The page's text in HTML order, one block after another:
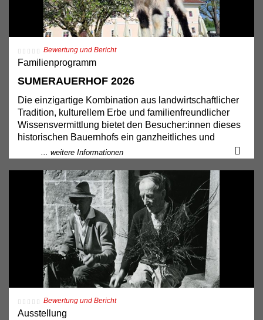
Bewertung und Bericht
Familienprogramm
SUMERAUERHOF 2026
Die einzigartige Kombination aus landwirtschaftlicher
Tradition, kulturellem Erbe und familienfreundlicher
Wissensvermittlung bietet den Besucher:innen dieses
historischen Bauernhofs ein ganzheitliches und
nachhaltiges Erlebnis.
Ausstellung
Unter dem MottoDIY - Do It Yourself!
widmen sich
unsere Ausstellungen heuer zwei Schwerpunkten. Im
Mittelpunkt stehen einerseits Formen des
Selbermachens in Vergangenheit und Gegenwart,
andererseits die Möglichkeiten, wie Natur im
unmittelbaren Lebensumfeld aktiv und
verantwortungsvoll gestaltet werden kann.
Streichelzoo
Am weitläufigen Gelände tummeln sich Alpine
Steinschafe, Pfauenziegen, Steirische
... weitere Informationen
Bewertung und Bericht
Ausstellung